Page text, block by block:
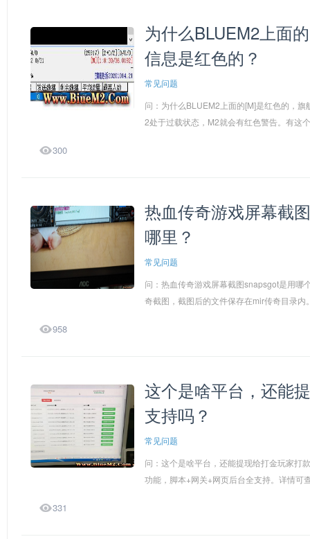
为什么BLUEM2上面
信息是红色的？
常见问题
问：为什么BLUEM2上面的[M]是红色的，
2处于过载状态，M2就会有红色警告。有这
300
热血传奇游戏屏幕截
哪里？
常见问题
问：热血传奇游戏屏幕截图snapsgot是用哪
奇截图，截图后的文件保存在mir传奇目录
958
这个是啥平台，还能
支持吗？
常见问题
问：这个是啥平台，还能提现给打金玩家打
功能，脚本+网关+网页后台全支持。详情可
331